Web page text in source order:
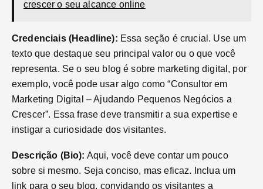
crescer o seu alcance online
Credenciais (Headline): Essa seção é crucial. Use um
texto que destaque seu principal valor ou o que você
representa. Se o seu blog é sobre marketing digital, por
exemplo, você pode usar algo como “Consultor em
Marketing Digital – Ajudando Pequenos Negócios a
Crescer”. Essa frase deve transmitir a sua expertise e
instigar a curiosidade dos visitantes.
Descrição (Bio): Aqui, você deve contar um pouco
sobre si mesmo. Seja conciso, mas eficaz. Inclua um
link para o seu blog, convidando os visitantes a